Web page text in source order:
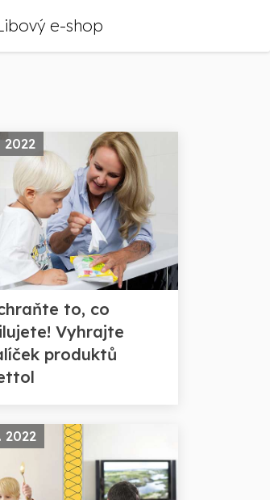
e-shop
2022
to, co
Vyhrajte
produktů
2022